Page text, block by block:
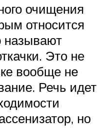
очищения
относится
называют
Это не
вообще не
Речь идет
но